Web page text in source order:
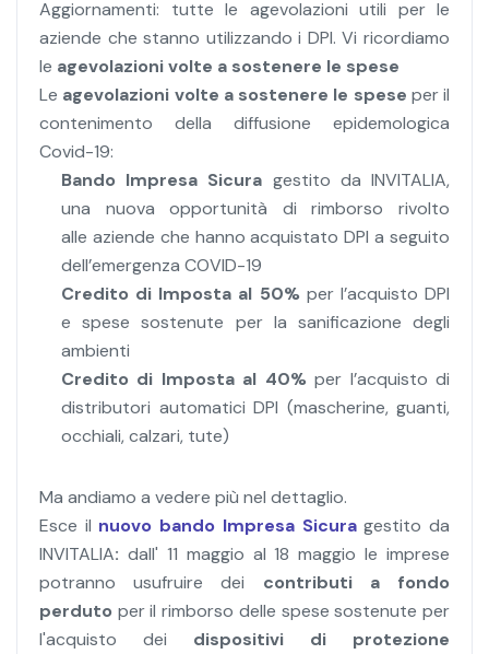
Aggiornamenti: tutte le agevolazioni utili per le
aziende che stanno utilizzando i DPI. Vi ricordiamo
le agevolazioni volte a sostenere le spese
Le agevolazioni volte a sostenere le spese per il
contenimento della diffusione epidemologica
Covid-19:
Bando Impresa Sicura gestito da INVITALIA,
una nuova opportunità di rimborso rivolto
alle aziende che hanno acquistato DPI a seguito
dell’emergenza COVID-19
Credito di Imposta al 50%per l’acquisto DPI
e spese sostenute per la sanificazione degli
ambienti
Credito di Imposta al 40%per l’acquisto di
distributori automatici DPI (mascherine, guanti,
occhiali, calzari, tute)
Ma andiamo a vedere più nel dettaglio.
Esce il nuovo bando Impresa Sicura gestito da
INVITALIA: dall' 11 maggio al 18 maggio le imprese
potranno usufruire dei contributi a fondo
perduto per il rimborso delle spese sostenute per
l'acquisto dei dispositivi di protezione